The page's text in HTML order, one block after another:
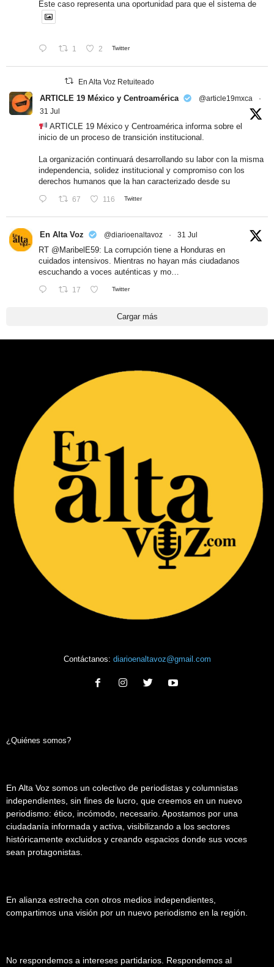
Este caso representa una oportunidad para que el sistema de
1 2 Twitter
En Alta Voz Retuiteado
ARTICLE 19 México y Centroamérica @article19mxca
·
31 Jul
ARTICLE 19 México y Centroamérica informa sobre el
inicio de un proceso de transición institucional.
La organización continuará desarrollando su labor con la misma
independencia, solidez institucional y compromiso con los
derechos humanos que la han caracterizado desde su
67 116 Twitter
En Alta Voz @diarioenaltavoz · 31 Jul
RT @MaribelE59: La corrupción tiene a Honduras en
cuidados intensivos. Mientras no hayan más ciudadanos
escuchando a voces auténticas y mo…
17 Twitter
Cargar más
Contáctanos: diarioenaltavoz@gmail.com
¿Quiénes somos?
En Alta Voz somos un colectivo de periodistas y columnistas
independientes, sin fines de lucro, que creemos en un nuevo
periodismo: ético, incómodo, necesario. Apostamos por una
ciudadanía informada y activa, visibilizando a los sectores
históricamente excluidos y creando espacios donde sus voces
sean protagonistas.
En alianza estrecha con otros medios independientes,
compartimos una visión por un nuevo periodismo en la región.
No respondemos a intereses partidarios. Respondemos al